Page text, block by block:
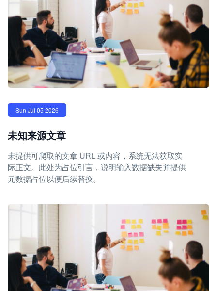
Sun Jul 05 2026
未知来源文章
未提供可爬取的文章 URL 或内容，系统无法获取实
际正文。此处为占位引言，说明输入数据缺失并提供
元数据占位以便后续替换。